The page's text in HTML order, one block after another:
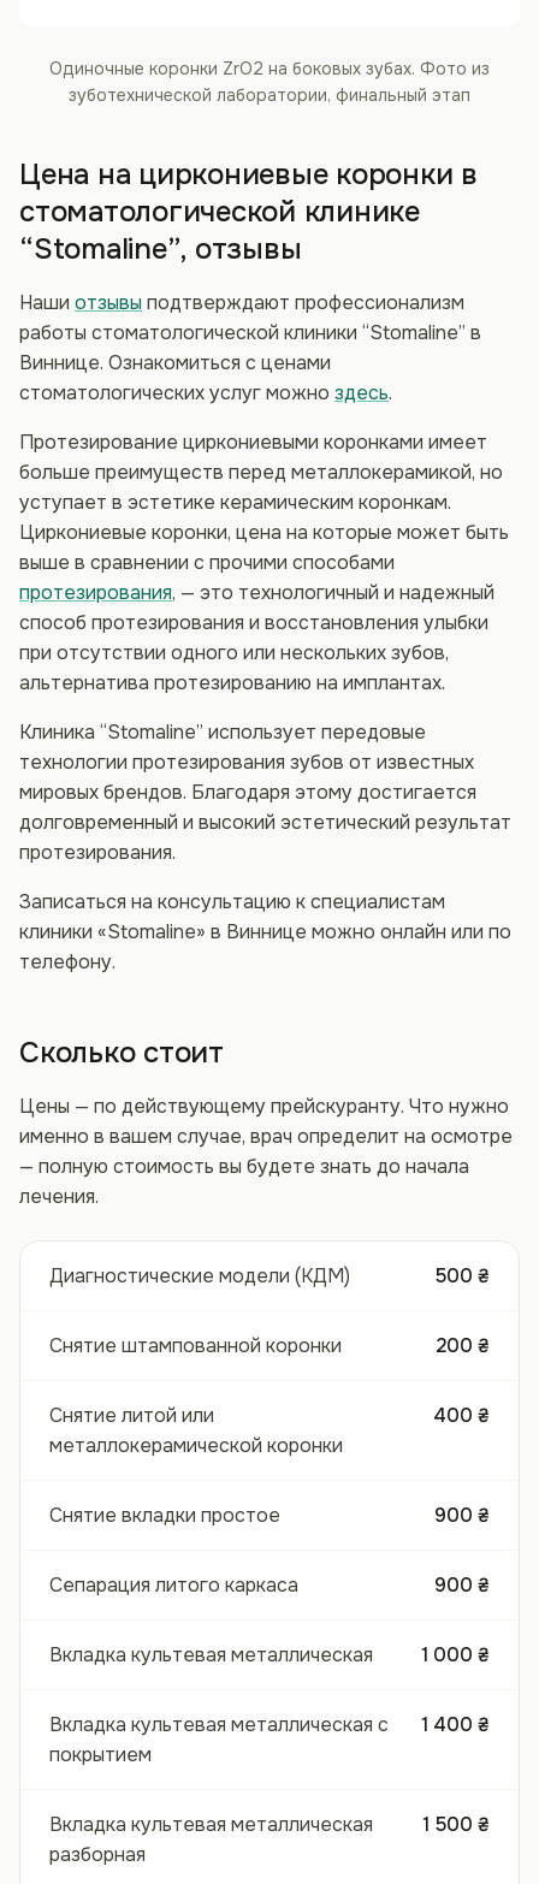
Одиночные коронки ZrO2 на боковых зубах. Фото из
зуботехнической лаборатории, финальный этап
Цена на циркониевые коронки в
стоматологической клинике
“Stomaline”, отзывы
Наши отзывы подтверждают профессионализм
работы стоматологической клиники “Stomaline” в
Виннице. Ознакомиться с ценами
стоматологических услуг можно здесь.
Протезирование циркониевыми коронками имеет
больше преимуществ перед металлокерамикой, но
уступает в эстетике керамическим коронкам.
Циркониевые коронки, цена на которые может быть
выше в сравнении с прочими способами
протезирования, — это технологичный и надежный
способ протезирования и восстановления улыбки
при отсутствии одного или нескольких зубов,
альтернатива протезированию на имплантах.
Клиника “Stomaline” использует передовые
технологии протезирования зубов от известных
мировых брендов. Благодаря этому достигается
долговременный и высокий эстетический результат
протезирования.
Записаться на консультацию к специалистам
клиники «Stomaline» в Виннице можно онлайн или по
телефону.
Сколько стоит
Цены — по действующему прейскуранту. Что нужно
именно в вашем случае, врач определит на осмотре
— полную стоимость вы будете знать до начала
лечения.
Диагностические модели (КДМ) 500 ₴
Снятие штампованной коронки 200 ₴
Снятие литой или
металлокерамической коронки
400 ₴
Снятие вкладки простое 900 ₴
Сепарация литого каркаса 900 ₴
Вкладка культевая металлическая 1 000 ₴
Вкладка культевая металлическая с
покрытием
1 400 ₴
Вкладка культевая металлическая
разборная
1 500 ₴